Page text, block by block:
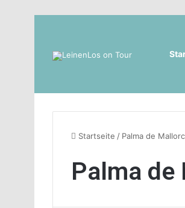
Startseite / Palma de
Palma de